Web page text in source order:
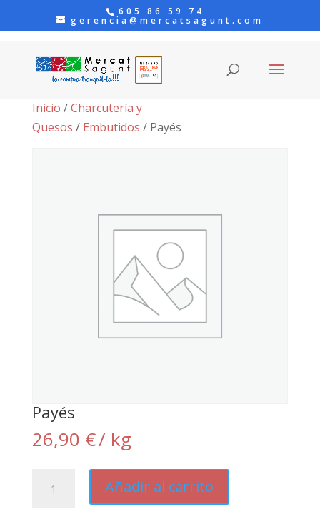
605 86 59 74
gerencia@mercatsagunt.com
Inicio /Charcutería y
Quesos / Embutidos / Payés
Payés
26,90 €/ kg
cantidad
Añadir al carrito